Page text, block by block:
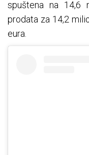
spuštena na 14,6
prodata za 14,2
eura.